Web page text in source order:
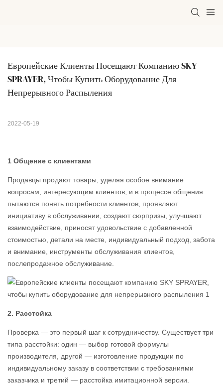
Европейские Клиенты Посещают Компанию SKY
SPRAYER, Чтобы Купить Оборудование Для
Непрерывного Распыления
2022-05-19
1 Общение с клиентами
Продавцы продают товары, уделяя особое внимание
вопросам, интересующим клиентов, и в процессе общения
пытаются понять потребности клиентов, проявляют
инициативу в обслуживании, создают сюрпризы, улучшают
взаимодействие, приносят удовольствие с добавленной
стоимостью, детали на месте, индивидуальный подход, забота
и внимание, инструменты обслуживания клиентов,
послепродажное обслуживание.
2. Расстойка
Проверка — это первый шаг к сотрудничеству. Существует три
типа расстойки: один — выбор готовой формулы
производителя, другой — изготовление продукции по
индивидуальному заказу в соответствии с требованиями
заказчика и третий — расстойка имитационной версии.